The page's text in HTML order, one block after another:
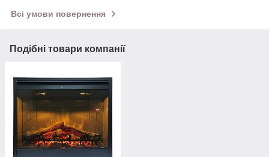
Всі умови повернення
Подібні товари компанії